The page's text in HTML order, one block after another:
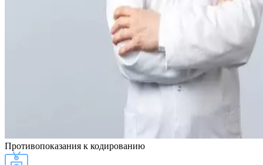
Противопоказания к кодированию